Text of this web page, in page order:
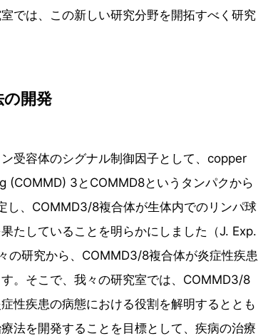
では、この新しい研究分野を開拓すべく研究
の開発
受容体のシグナル制御因子として、copper
3とCOMMD8というタンパクから
し、COMMD3/8複合体が生体内でのリンパ球
たしていることを明らかにしました（J. Exp.
の研究から、COMMD3/8複合体が炎症性疾患
。そこで、我々の研究室では、COMMD3/8
性疾患の病態における役割を解明するととも
法を開発することを目標として、疾病の治療